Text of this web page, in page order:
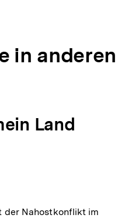
in anderen
Land
der Nahostkonflikt im